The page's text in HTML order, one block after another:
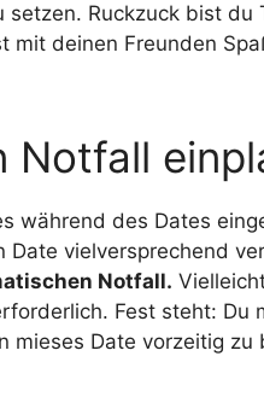
Ruckzuck bist
deinen Freunden
Notfall
während des Dates
Date vielversprechend
Notfall.
Fest steht:
Date vorzeitig